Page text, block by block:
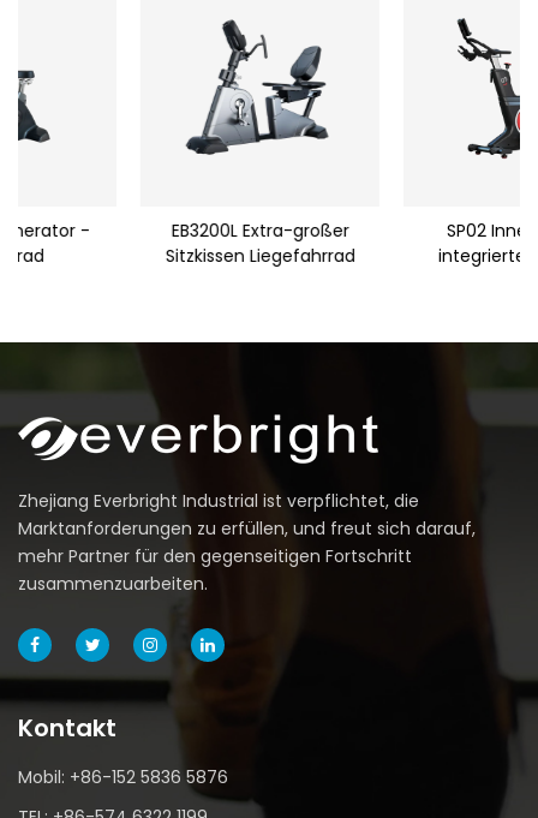
EB3200L Extra-großer
Sitzkissen Liegefahrrad
SP02 Innenrad mit
integrierten Pedalen
Zhejiang Everbright Industrial ist verpflichtet, die
Marktanforderungen zu erfüllen, und freut sich darauf,
mehr Partner für den gegenseitigen Fortschritt
zusammenzuarbeiten.
Kontakt
Mobil: +86-152 5836 5876